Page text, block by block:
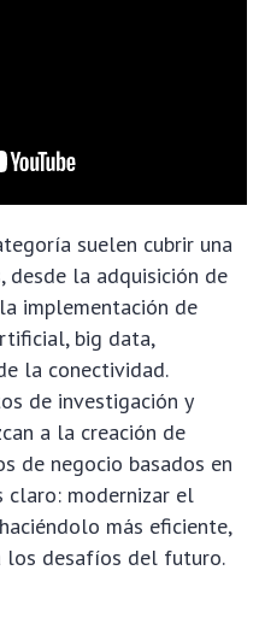
suelen cubrir una
desde la adquisición de
implementación de
big data,
la conectividad.
de investigación y
a la creación de
de negocio basados en
modernizar el
más eficiente,
los desafíos del futuro.